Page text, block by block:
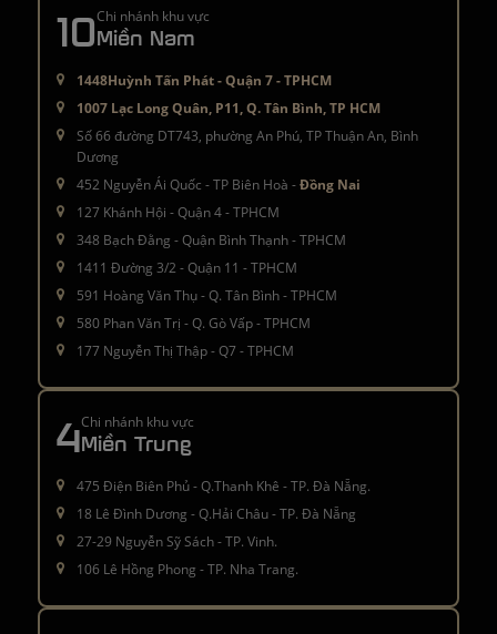
10Chi nhánh khu vực
Miền Nam
1448Huỳnh Tấn Phát - Quận 7 - TPHCM
1007 Lạc Long Quân, P11, Q. Tân Bình, TP HCM
Số 66 đường DT743, phường An Phú, TP Thuận An, Bình
Dương
452 Nguyễn Ái Quốc - TP Biên Hoà -Đồng Nai
127 Khánh Hội - Quận 4 - TPHCM
348 Bạch Đằng - Quận Bình Thạnh - TPHCM
1411 Đường 3/2 - Quận 11 - TPHCM
591 Hoàng Văn Thụ - Q. Tân Bình - TPHCM
580 Phan Văn Trị - Q. Gò Vấp - TPHCM
177 Nguyễn Thị Thập - Q7 - TPHCM
4Chi nhánh khu vực
Miền Trung
475 Điện Biên Phủ - Q.Thanh Khê - TP. Đà Nẵng.
18 Lê Đình Dương - Q.Hải Châu - TP. Đà Nẵng
27-29 Nguyễn Sỹ Sách - TP. Vinh.
106 Lê Hồng Phong - TP. Nha Trang.